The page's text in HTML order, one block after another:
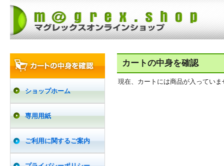
ショップホーム
専用用紙
ご利用に関するご案内
カートの中身を確認
現在、カートには商品が入っていま